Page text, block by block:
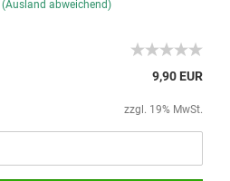
(Ausland abweichend)
9,90 EUR
zzgl. 19% MwSt.